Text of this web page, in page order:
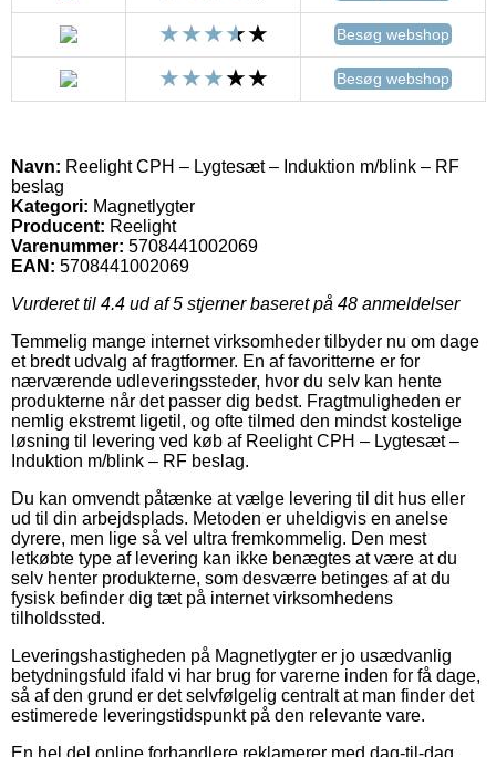
Besøg webshop
Besøg webshop
Navn: Reelight CPH – Lygtesæt – Induktion m/blink – RF
beslag
Kategori: Magnetlygter
Producent: Reelight
Varenummer: 5708441002069
EAN: 5708441002069
Vurderet til 4.4 ud af 5 stjerner baseret på 48 anmeldelser
Temmelig mange internet virksomheder tilbyder nu om dage
et bredt udvalg af fragtformer. En af favoritterne er for
nærværende udleveringssteder, hvor du selv kan hente
produkterne når det passer dig bedst. Fragtmuligheden er
nemlig ekstremt ligetil, og ofte tilmed den mindst kostelige
løsning til levering ved køb af Reelight CPH – Lygtesæt –
Induktion m/blink – RF beslag.
Du kan omvendt påtænke at vælge levering til dit hus eller
ud til din arbejdsplads. Metoden er uheldigvis en anelse
dyrere, men lige så vel ultra fremkommelig. Den mest
letkøbte type af levering kan ikke benægtes at være at du
selv henter produkterne, som desværre betinges af at du
fysisk befinder dig tæt på internet virksomhedens
tilholdssted.
Leveringshastigheden på Magnetlygter er jo usædvanlig
betydningsfuld ifald vi har brug for varerne inden for få dage,
så af den grund er det selvfølgelig centralt at man finder det
estimerede leveringstidspunkt på den relevante vare.
En hel del online forhandlere reklamerer med dag-til-dag